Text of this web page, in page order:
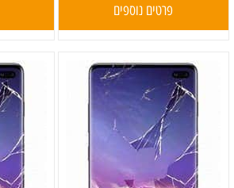
פרטים נוספים